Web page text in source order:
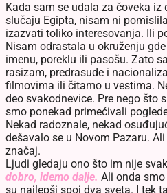
Kada sam se udala za čoveka iz
slučaju Egipta, nisam ni
izazvati toliko interesovanja. Ili
Nisam odrastala u okruženju
imenu, poreklu ili pasošu. Zato
rasizam, predrasude i
filmovima ili čitamo u vestima.
deo svakodnevice. Pre nego što
smo ponekad primećivali
Nekad radoznale, nekad
dešavalo se u Novom Pazaru.
značaj.
Ljudi gledaju ono što im nije
dobro, idemo dalje. Ali onda
su najlepši spoj dva sveta. I tek